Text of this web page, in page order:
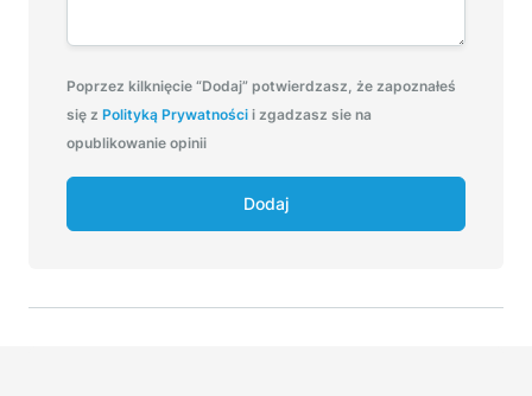
Poprzez kilknięcie “Dodaj” potwierdzasz, że zapoznałeś
się z Polityką Prywatności i zgadzasz sie na
opublikowanie opinii
Dodaj